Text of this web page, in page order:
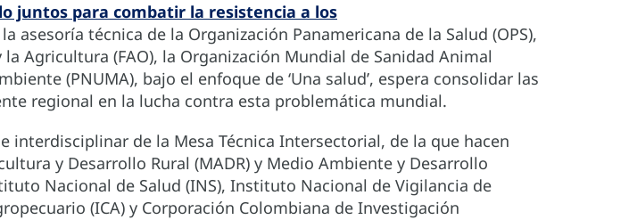
juntos para combatir la resistencia a los
asesoría técnica de la Organización Panamericana de la Salud (OPS),
Agricultura (FAO), la Organización Mundial de Sanidad Animal
(PNUMA), bajo el enfoque de ‘Una salud’, espera consolidar las
regional en la lucha contra esta problemática mundial.
de la Mesa Técnica Intersectorial, de la que hacen
y Desarrollo Rural (MADR) y Medio Ambiente y Desarrollo
Nacional de Salud (INS), Instituto Nacional de Vigilancia de
(ICA) y Corporación Colombiana de Investigación